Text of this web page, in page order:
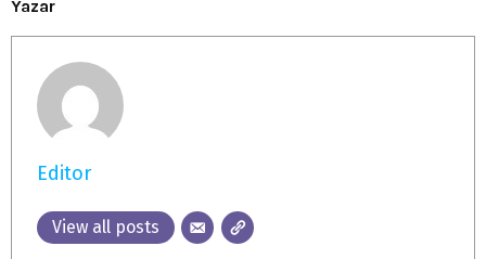
Yazar
Editor
View all posts